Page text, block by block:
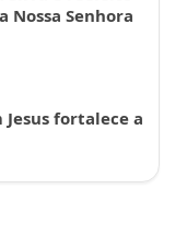
Nossa Senhora
Jesus fortalece a